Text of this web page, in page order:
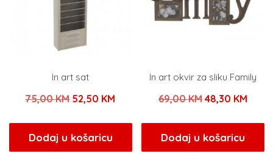
In art sat
75,00KM Izvorna
bila
je:
52,50 KM
52,50 KM.
Dodaj u košaricu
In art okvir za sliku Family
69,00KM Izvorna
bila
je:
48,30 KM
Dodaj u košaricu